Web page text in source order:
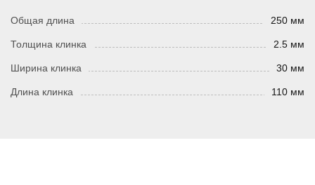
Общая длина 250 мм
Толщина клинка 2.5 мм
Ширина клинка 30 мм
Длина клинка 110 мм